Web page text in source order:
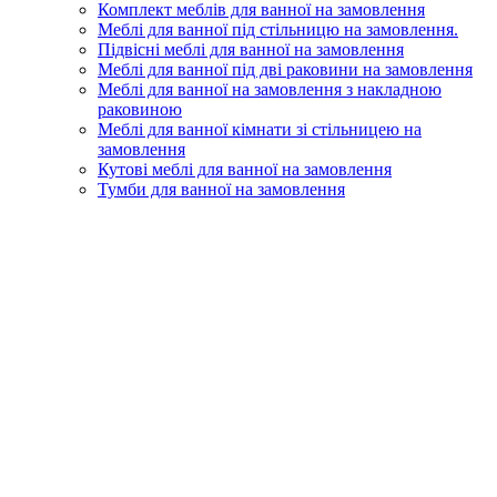
Комплект меблів для ванної на замовлення
Меблі для ванної під стільницю на замовлення.
Підвісні меблі для ванної на замовлення
Меблі для ванної під дві раковини на замовлення
Меблі для ванної на замовлення з накладною
раковиною
Меблі для ванної кімнати зі стільницею на
замовлення
Кутові меблі для ванної на замовлення
Тумби для ванної на замовлення